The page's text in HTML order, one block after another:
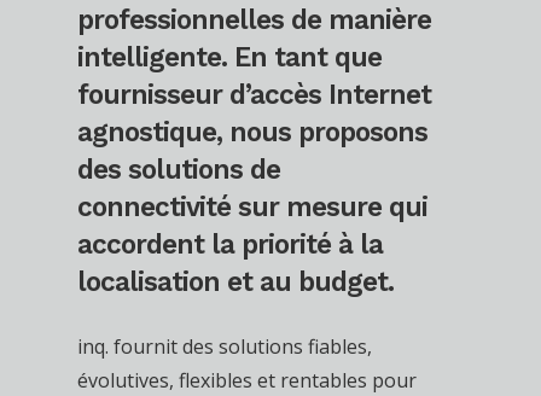
professionnelles de manière
intelligente. En tant que
fournisseur d’accès Internet
agnostique, nous proposons
des solutions de
connectivité sur mesure qui
accordent la priorité à la
localisation et au budget.
inq. fournit des solutions fiables,
évolutives, flexibles et rentables pour